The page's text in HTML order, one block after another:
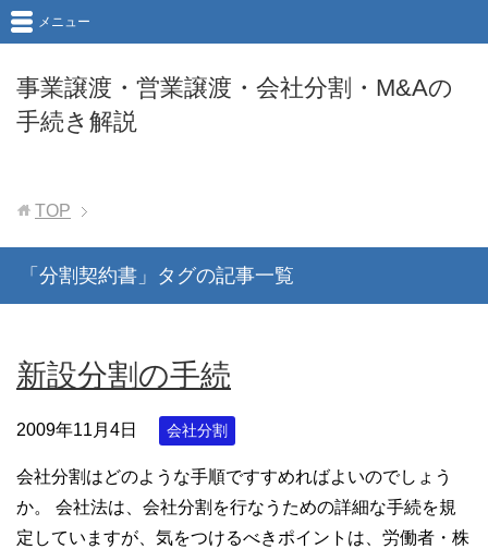
事業譲渡・営業譲渡・会社分割・M&Aの
手続き解説
メニュー
TOP
「分割契約書」タグの記事一覧
新設分割の手続
2009年11月4日 会社分割
会社分割はどのような手順ですすめればよいのでしょう
か。 会社法は、会社分割を行なうための詳細な手続を規
定していますが、気をつけるべきポイントは、労働者・株